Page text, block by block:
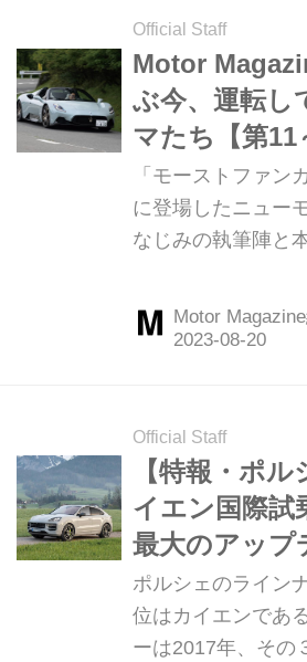
Official Staff
Motor
ぶ今、運転し
マたち【第11
ラティ
i7／ランボル
ン ステラー
トファンカー
「モーストファン
に登場したニュー
なじみの執筆陣と
画。第11位は3台
ぱり、ワクワクす
Motor
Official Staff
【特報・ポ
イエン国際試
最大のアップ
がもたらした
わう
ポルシェのライン
位はカイエンであ
ーは2017年、その